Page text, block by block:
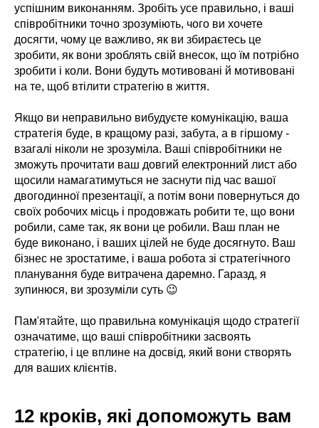
успішним виконанням. Зробіть усе правильно, і ваші
співробітники точно зрозуміють, чого ви хочете
досягти, чому це важливо, як ви збираєтесь це
зробити, як вони зроблять свій внесок, що їм потрібно
зробити і коли. Вони будуть мотивовані й мотивовані
на те, щоб втілити стратегію в життя.
Якщо ви неправильно вибудуєте комунікацію, ваша
стратегія буде, в кращому разі, забута, а в гіршому -
взагалі ніколи не зрозуміла. Ваші співробітники не
зможуть прочитати ваш довгий електронний лист або
щосили намагатимуться не заснути під час вашої
двогодинної презентації, а потім вони повернуться до
своїх робочих місць і продовжать робити те, що вони
робили, саме так, як вони це робили. Ваш план не
буде виконано, і ваших цілей не буде досягнуто. Ваш
бізнес не зростатиме, і ваша робота зі стратегічного
планування буде витрачена даремно. Гаразд, я
зупинюся, ви зрозуміли суть 😉
Пам'ятайте, що правильна комунікація щодо стратегії
означатиме, що ваші співробітники засвоять
стратегію, і це вплине на досвід, який вони створять
для ваших клієнтів.
12 кроків, які допоможуть вам